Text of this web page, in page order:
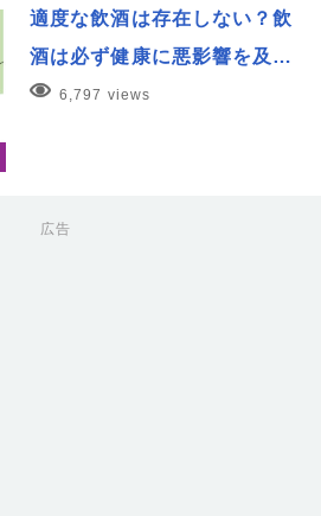
適度な飲酒は存在しない？飲
酒は必ず健康に悪影響を及…
6,797 views
広告